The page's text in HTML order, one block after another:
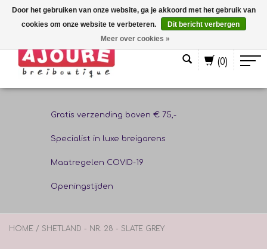
(0)
Gratis verzending boven € 75,-
Specialist in luxe breigarens
Maatregelen COVID-19
Openingstijden
HOME / SHETLAND - NR. 28 - SLATE GREY
Door het gebruiken van onze website, ga je akkoord met het gebruik van
cookies om onze website te verbeteren.
Dit bericht verbergen
Meer over cookies »